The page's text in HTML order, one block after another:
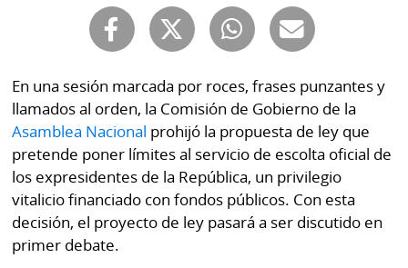
Buscador
Comunicados
Catálogos
Lotería
Kiosko
digital
Luctuosas
RSS
Autores
Notas
al
lector
Buenas
prácticas
En una sesión marcada por roces, frases punzantes y
llamados al orden, la Comisión de Gobierno de la
Asamblea Nacional prohijó la propuesta de ley que
pretende poner límites al servicio de escolta oficial de
los expresidentes de la República, un privilegio
vitalicio financiado con fondos públicos. Con esta
decisión, el proyecto de ley pasará a ser discutido en
primer debate.